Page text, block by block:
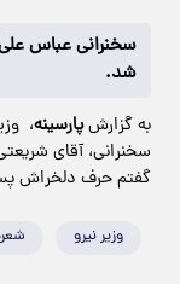
سخنرانی عباس
شد.
به گزارشپارسینه،
سخنرانی، آقای
گفتم حرف دلخراش
وزیر نیرو